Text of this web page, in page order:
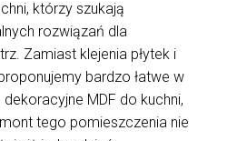
którzy szukają
rozwiązań dla
Zamiast klejenia płytek i
bardzo łatwe w
MDF do kuchni,
tego pomieszczenia nie